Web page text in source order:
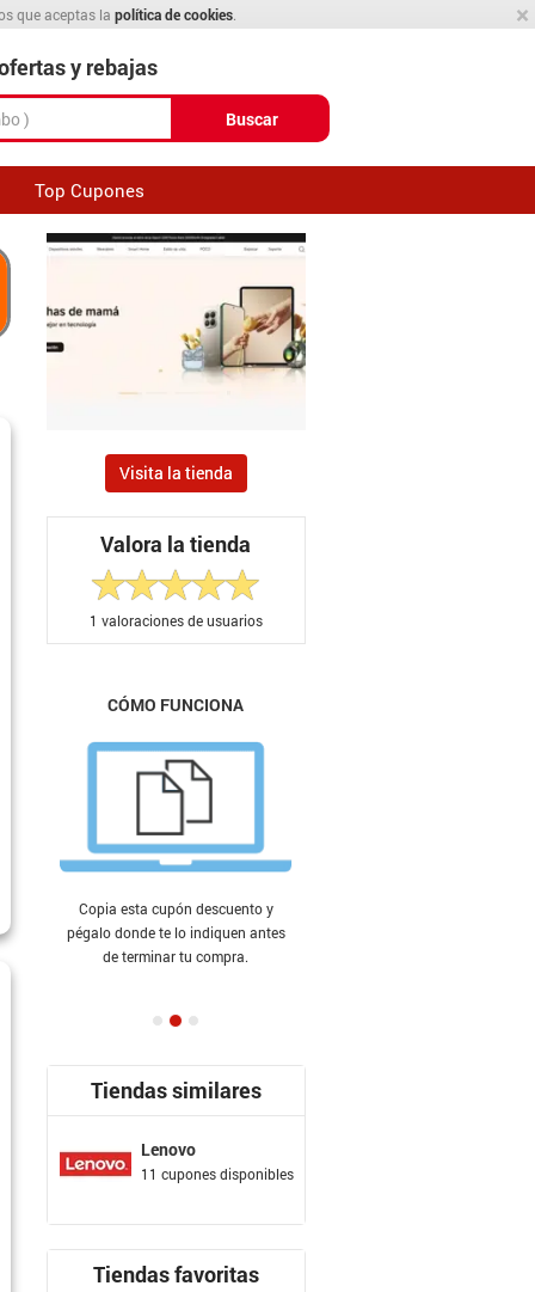
×
que aceptas la política de cookies
y rebajas
Buscar
Top Cupones
Visita la tienda
Valora la tienda
1 valoraciones de usuarios
CÓMO FUNCIONA
Copia esta cupón descuento y
pégalo donde te lo indiquen antes
de terminar tu compra.
Tiendas similares
Lenovo
11 cupones disponibles
Tiendas favoritas